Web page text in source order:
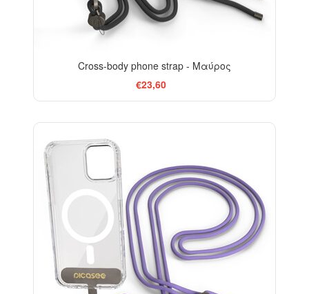
Cross-body phone strap - Μαύρος
€23,60